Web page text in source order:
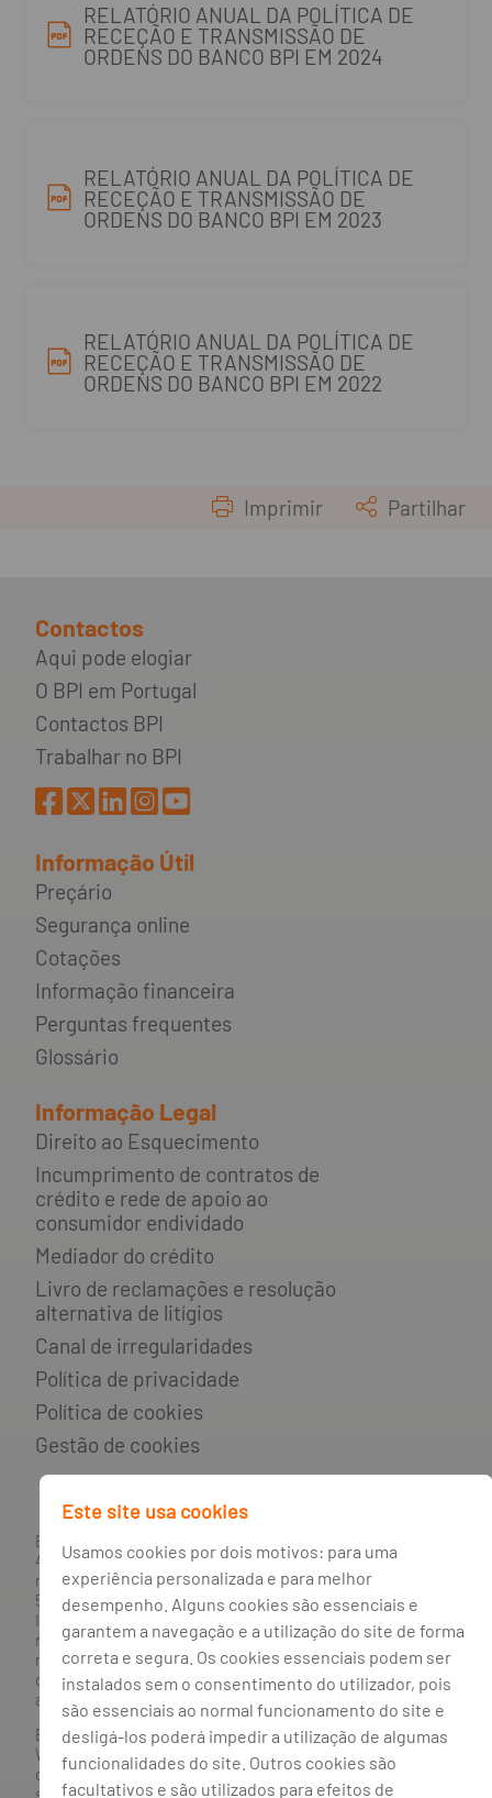
RELATÓRIO ANUAL DA POLÍTICA DE
RECEÇÃO E TRANSMISSÃO DE
ORDENS DO BANCO BPI EM 2024
RELATÓRIO ANUAL DA POLÍTICA DE
RECEÇÃO E TRANSMISSÃO DE
ORDENS DO BANCO BPI EM 2023
RELATÓRIO ANUAL DA POLÍTICA DE
RECEÇÃO E TRANSMISSÃO DE
ORDENS DO BANCO BPI EM 2022
Imprimir Partilhar
Contactos
Aqui pode elogiar
O BPI em Portugal
Contactos BPI
Trabalhar no BPI
Informação Útil
Preçário
Segurança online
Cotações
Informação financeira
Perguntas frequentes
Glossário
Informação Legal
Direito ao Esquecimento
Incumprimento de contratos de
crédito e rede de apoio ao
consumidor endividado
Mediador do crédito
Livro de reclamações e resolução
alternativa de litígios
Canal de irregularidades
Política de privacidade
Política de cookies
Gestão de cookies
BANCO BPI, S.A., com sede na Avenida da Boavista, 1117,
4100-129 Porto; Capital Social: € 1 293 063 324,98; matriculada
na CRC Porto sob o número de matrícula PTIRNMJ 501 214
534, como o número de identificação fiscal 501 214 534.
Intermediário financeiro registado na CMVM com o n° 300 e
no Banco de Portugal sob o código n° 10. Agente de Seguros
n.º 419527591, registado junto da Autoridade de Supervisão
de Seguros e Fundos de Pensões em 21/01/2019, e autorizado
a exercer atividade nos Ramos de Seguro Vida e Não Vida.
Banco BPI ©. Todos os direitos reservados.
Website
Acessível.O Banco BPI não se responsabiliza por
quaisquer traduções do site efetuadas através do browser,
Este site usa cookies
Usamos cookies por dois motivos: para uma
experiência personalizada e para melhor
desempenho. Alguns cookies são essenciais e
garantem a navegação e a utilização do site de forma
correta e segura. Os cookies essenciais podem ser
instalados sem o consentimento do utilizador, pois
são essenciais ao normal funcionamento do site e
desligá-los poderá impedir a utilização de algumas
funcionalidades do site. Outros cookies são
facultativos e são utilizados para efeitos de